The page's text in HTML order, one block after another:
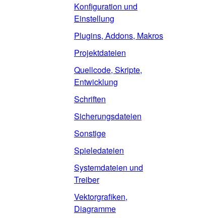
Konfiguration und
Einstellung
Plugins, Addons, Makros
Projektdateien
Quellcode, Skripte,
Entwicklung
Schriften
Sicherungsdateien
Sonstige
Spieledateien
Systemdateien und
Treiber
Vektorgrafiken,
Diagramme